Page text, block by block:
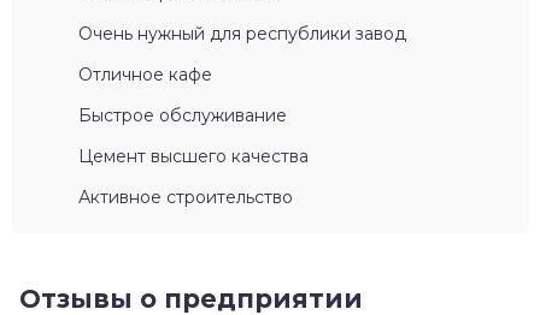
Очень нужный для республики завод
Отличное кафе
Быстрое обслуживание
Цемент высшего качества
Активное строительство
Отзывы о предприятии